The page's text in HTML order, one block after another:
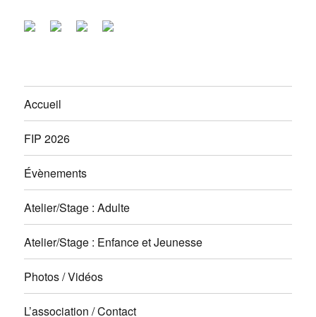
Accueil
FIP 2026
Évènements
Atelier/Stage : Adulte
Atelier/Stage : Enfance et Jeunesse
Photos / Vidéos
L’association / Contact